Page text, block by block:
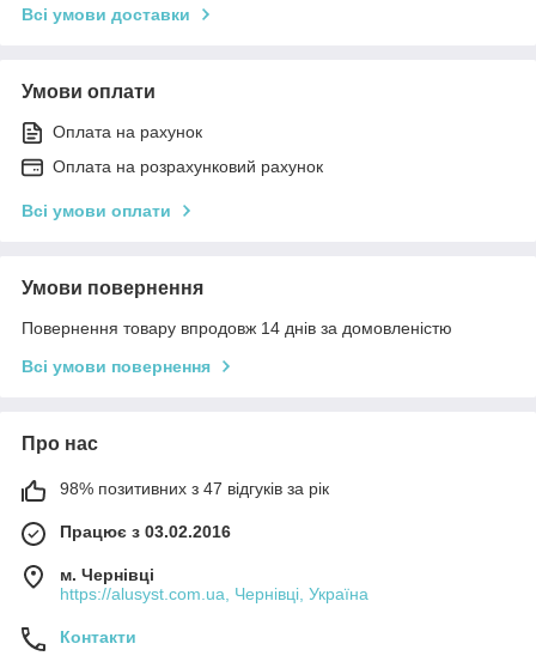
Всі умови доставки
Умови оплати
Оплата на рахунок
Оплата на розрахунковий рахунок
Всі умови оплати
Умови повернення
Повернення товару впродовж 14 днів за домовленістю
Всі умови повернення
Про нас
98% позитивних з 47 відгуків за рік
Працює з 03.02.2016
м. Чернівці
https://alusyst.com.ua, Чернівці, Україна
Контакти